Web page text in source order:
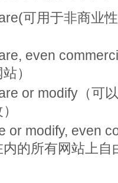
可用于非商业
even
）
or modify（可
or modify, even
的所有网站上自